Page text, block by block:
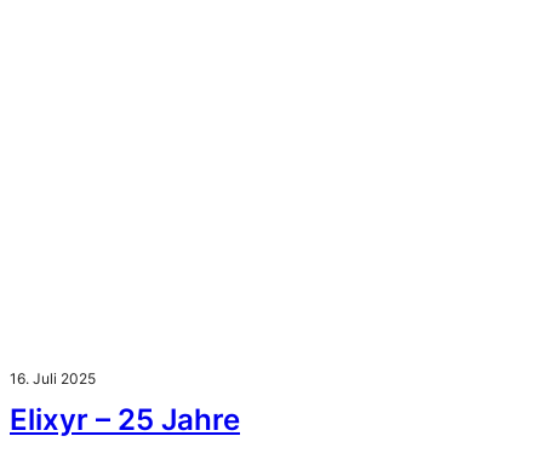
16. Juli 2025
Elixyr – 25 Jahre